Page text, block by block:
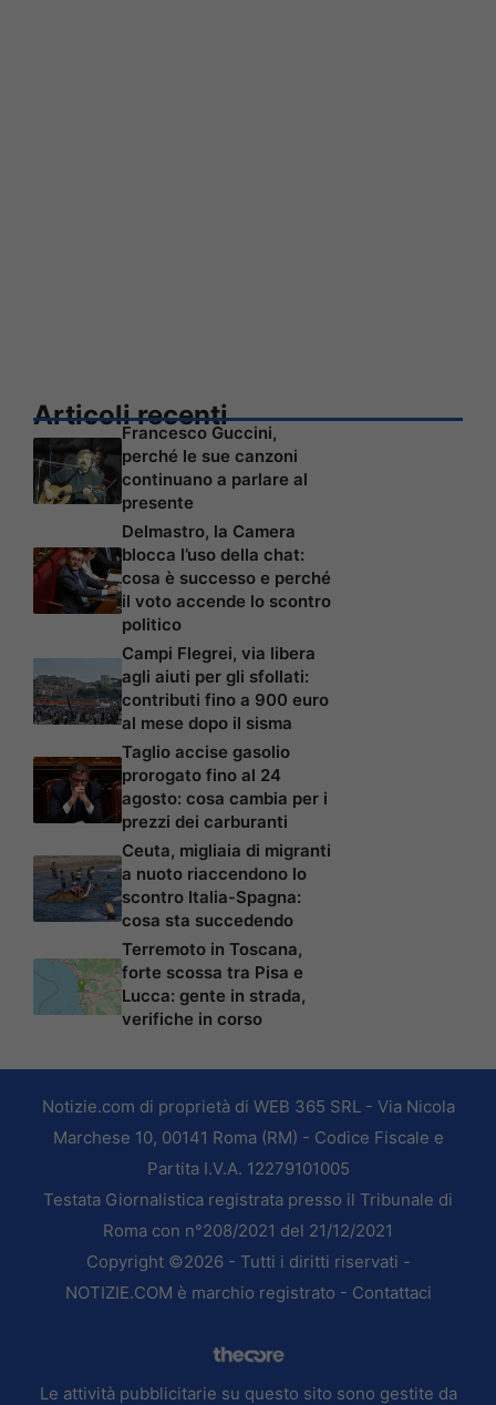
Articoli recenti
Francesco Guccini,
perché le sue canzoni
continuano a parlare al
presente
Delmastro, la Camera
blocca l’uso della chat:
cosa è successo e perché
il voto accende lo scontro
politico
Campi Flegrei, via libera
agli aiuti per gli sfollati:
contributi fino a 900 euro
al mese dopo il sisma
Taglio accise gasolio
prorogato fino al 24
agosto: cosa cambia per i
prezzi dei carburanti
Ceuta, migliaia di migranti
a nuoto riaccendono lo
scontro Italia-Spagna:
cosa sta succedendo
Terremoto in Toscana,
forte scossa tra Pisa e
Lucca: gente in strada,
verifiche in corso
Notizie.com di proprietà di WEB 365 SRL - Via Nicola
Marchese 10, 00141 Roma (RM) - Codice Fiscale e
Partita I.V.A. 12279101005
Testata Giornalistica registrata presso il Tribunale di
Roma con n°208/2021 del 21/12/2021
Copyright ©2026 - Tutti i diritti riservati -
NOTIZIE.COM è marchio registrato - Contattaci
Le attività pubblicitarie su questo sito sono gestite da